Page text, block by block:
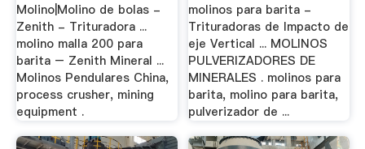
Molino|Molino de bolas -
Zenith - Trituradora ...
molino malla 200 para
barita – Zenith Mineral ...
Molinos Pendulares China,
process crusher, mining
equipment .
molinos para barita -
Trituradoras de Impacto de
eje Vertical ... MOLINOS
PULVERIZADORES DE
MINERALES . molinos para
barita, molino para barita,
pulverizador de ...